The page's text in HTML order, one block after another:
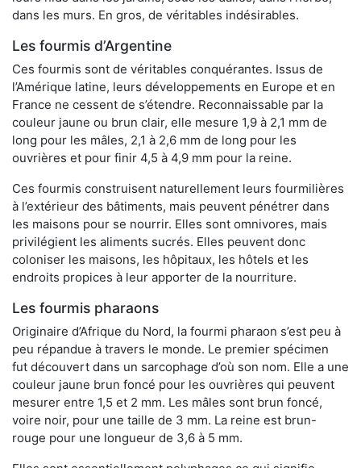
dans les murs. En gros, de véritables indésirables.
Les fourmis d’Argentine
Ces fourmis sont de véritables conquérantes. Issus de
l’Amérique latine, leurs développements en Europe et en
France ne cessent de s’étendre. Reconnaissable par la
couleur jaune ou brun clair, elle mesure 1,9 à 2,1 mm de
long pour les mâles, 2,1 à 2,6 mm de long pour les
ouvrières et pour finir 4,5 à 4,9 mm pour la reine.
Ces fourmis construisent naturellement leurs fourmilières
à l’extérieur des bâtiments, mais peuvent pénétrer dans
les maisons pour se nourrir. Elles sont omnivores, mais
privilégient les aliments sucrés. Elles peuvent donc
coloniser les maisons, les hôpitaux, les hôtels et les
endroits propices à leur apporter de la nourriture.
Les fourmis pharaons
Originaire d’Afrique du Nord, la fourmi pharaon s’est peu à
peu répandue à travers le monde. Le premier spécimen
fut découvert dans un sarcophage d’où son nom. Elle a une
couleur jaune brun foncé pour les ouvrières qui peuvent
mesurer entre 1,5 et 2 mm. Les mâles sont brun foncé,
voire noir, pour une taille de 3 mm. La reine est brun-
rouge pour une longueur de 3,6 à 5 mm.